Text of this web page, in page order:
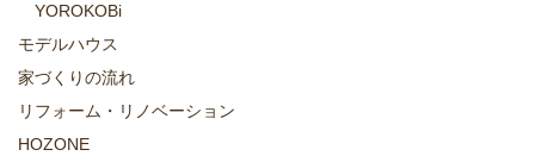
YOROKOBi
モデルハウス
家づくりの流れ
リフォーム・リノベーション
HOZONE